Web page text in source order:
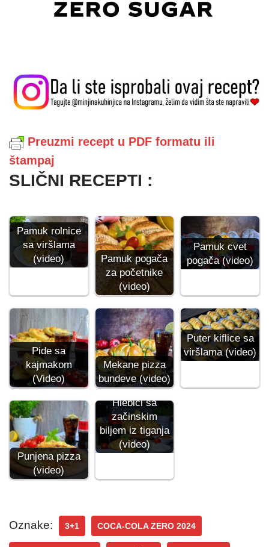
Preuzmi recept u PDF formatu ili
štampaj
SLIČNI RECEPTI :
Pamuk rolnice
sa viršlama
(video)
Pamuk pogača
za početnike
(video)
Pamuk cvet
pogača (video)
Pide sa
kajmakom
(Video)
Mekane pizza
bundeve (video)
Puter kiflice sa
viršlama (video)
Punjena pizza
(video)
Hlebići sa
začinskim
biljem iz tiganja
(video)
Oznake: 3+1 COCA-COLA ZERO 2024